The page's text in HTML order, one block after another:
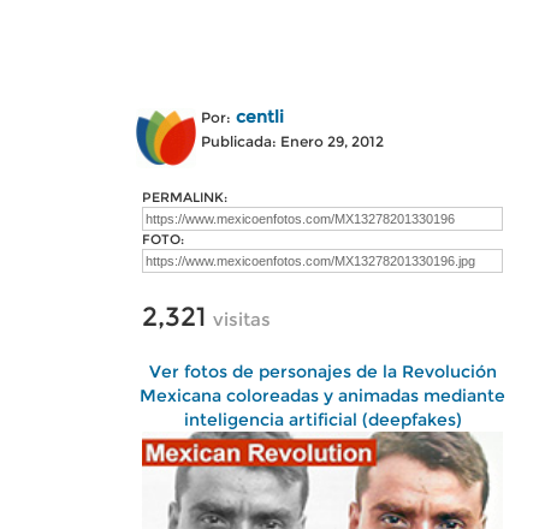
Por: centli
Publicada: Enero 29, 2012
PERMALINK:
FOTO:
2,321 visitas
Ver fotos de personajes de la Revolución
Mexicana coloreadas y animadas mediante
inteligencia artificial (deepfakes)